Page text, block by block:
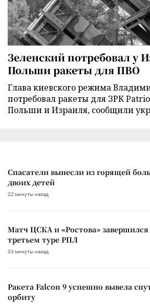
Зеленский потребовал у
Польши ракеты для ПВО
Глава киевского режима
потребовал ракеты для ЗРК
Польши и Израиля, сообщили
Спасатели вынесли из горящей
двоих детей
22 минуты назад
Матч ЦСКА и «Ростова» завершился
третьем туре РПЛ
33 минуты назад
Ракета Falcon 9 успешно вывела
орбиту